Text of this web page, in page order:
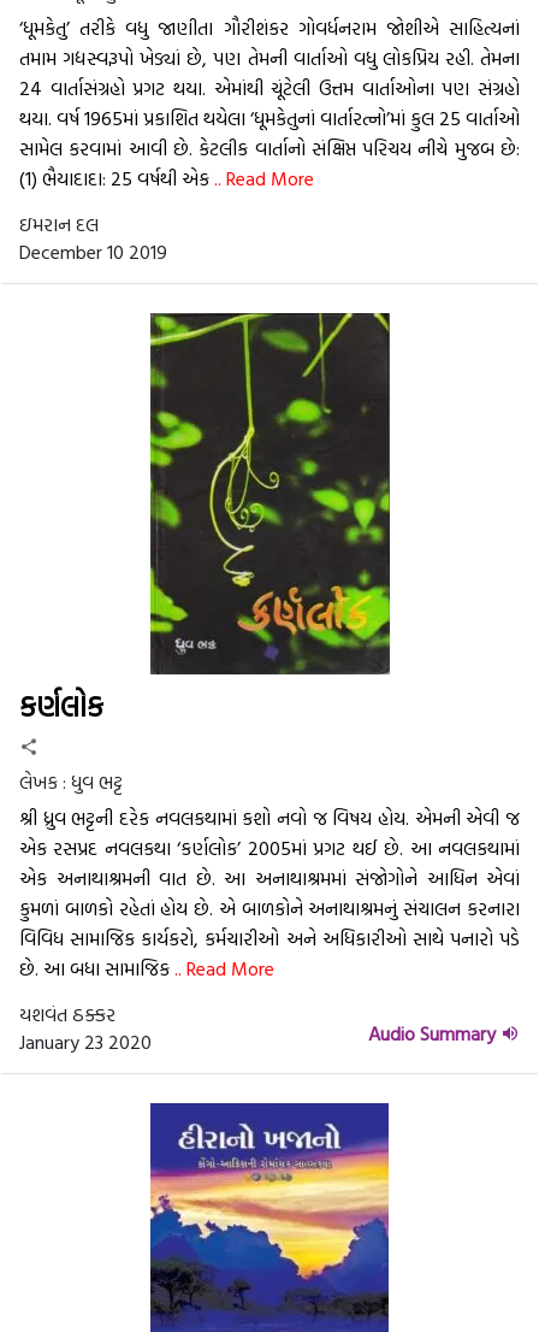
‘ધૂમકેતુ’ તરીકે વધુ જાણીતા ગૌરીશંકર ગોવર્ધનરામ જોશીએ સાહિત્યનાં
તમામ ગદ્યસ્વરૂપો ખેડ્યાં છે, પણ તેમની વાર્તાઓ વધુ લોકપ્રિય રહી. તેમના
24 વાર્તાસંગ્રહો પ્રગટ થયા. એમાંથી ચૂંટેલી ઉત્તમ વાર્તાઓના પણ સંગ્રહો
થયા. વર્ષ 1965માં પ્રકાશિત થયેલા ‘ધૂમકેતુનાં વાર્તારત્નો’માં કુલ 25 વાર્તાઓ
સામેલ કરવામાં આવી છે. કેટલીક વાર્તાનો સંક્ષિપ્ત પરિચય નીચે મુજબ છે:
(1) ભૈયાદાદા: 25 વર્ષથી એક.. Read More
ઇમરાન દલ
December 10 2019
કર્ણલોક
લેખક : ધુવ ભટ્ટ
શ્રી ધ્રુવ ભટ્ટની દરેક નવલકથામાં કશો નવો જ વિષય હોય. એમની એવી જ
એક રસપ્રદ નવલકથા ‘કર્ણલોક’ 2005માં પ્રગટ થઈ છે. આ નવલકથામાં
એક અનાથાશ્રમની વાત છે. આ અનાથાશ્રમમાં સંજોગોને આધિન એવાં
કુમળાં બાળકો રહેતાં હોય છે. એ બાળકોને અનાથાશ્રમનું સંચાલન કરનારા
વિવિધ સામાજિક કાર્યકરો, કર્મચારીઓ અને અધિકારીઓ સાથે પનારો પડે
છે. આ બધા સામાજિક.. Read More
યશવંત ઠક્કર
January 23 2020
Audio Summary